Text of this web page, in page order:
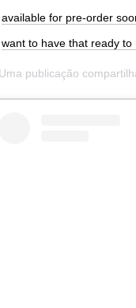
available for pre-order
want to have that ready
Uma publicação